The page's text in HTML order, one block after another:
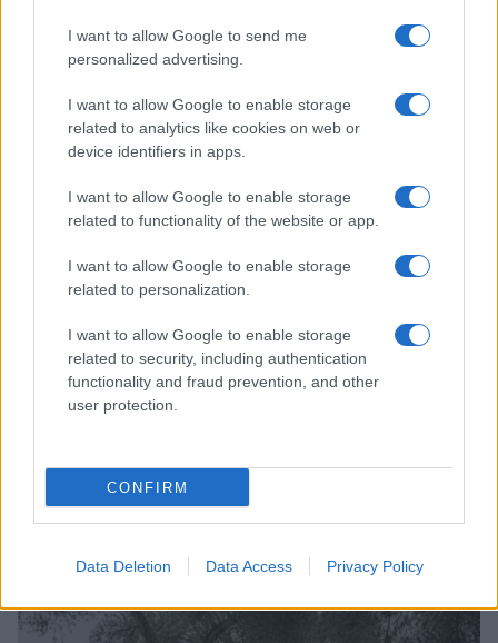
I want to allow Google to send me
personalized advertising.
I want to allow Google to enable storage
related to analytics like cookies on web or
device identifiers in apps.
I want to allow Google to enable storage
related to functionality of the website or app.
I want to allow Google to enable storage
related to personalization.
I want to allow Google to enable storage
related to security, including authentication
functionality and fraud prevention, and other
user protection.
CONFIRM
Data Deletion Data Access Privacy Policy
Mostre a Parigi estate 2026: cosa vedere nei musei e
spazi espositivi
Beatrice Bonaventura · 9 Ago 2026
LIFESTYLE
Accessori IKEA per la cura delle piante: pratici e di
design